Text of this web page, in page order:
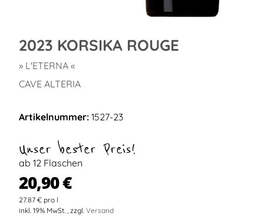
2023 KORSIKA ROUGE
» L'ETERNA «
CAVE ALTERIA
Artikelnummer: 1527-23
Unser bester Preis!
ab 12 Flaschen
20,90 €
27.87 € pro l
inkl. 19% MwSt. , zzgl. Versand